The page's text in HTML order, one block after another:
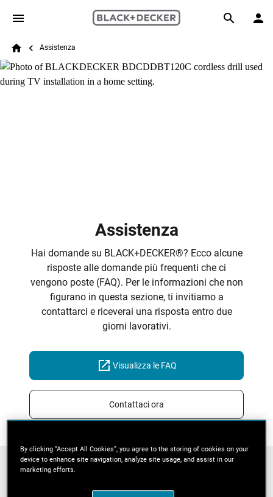
Skip to main content
Search
Breadcrumb
Assistenza
Assistenza
Hai domande su BLACK+DECKER®? Ecco alcune
risposte alle domande più frequenti che ci
vengono poste (FAQ). Per le informazioni che non
figurano in questa sezione, ti invitiamo a
contattarci e riceverai una risposta entro due
giorni lavorativi.
Visualizza le FAQ
Contattaci ora
By clicking “Accept All Cookies”, you agree to the storing of cookies on your
device to enhance site navigation, analyze site usage, and assist in our
marketing efforts.